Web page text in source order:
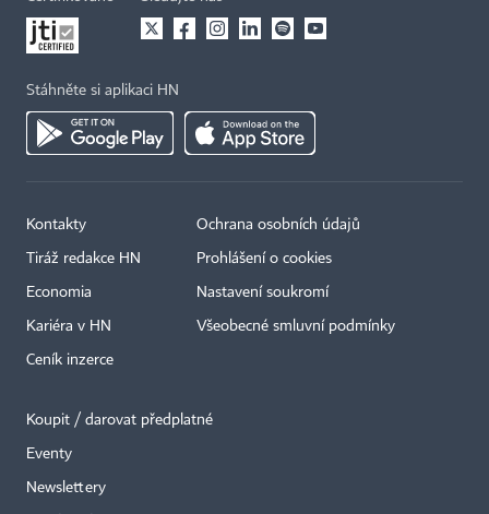
Stáhněte si aplikaci HN
Kontakty
Tiráž redakce HN
Economia
Kariéra v HN
Ceník inzerce
Ochrana osobních údajů
Prohlášení o cookies
Nastavení soukromí
Všeobecné smluvní podmínky
Koupit / darovat předplatné
Eventy
Newslettery